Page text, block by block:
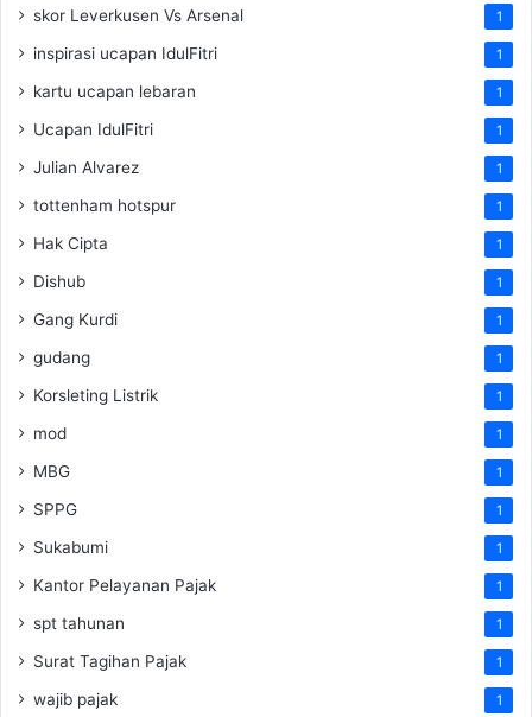
skor Leverkusen Vs Arsenal 1
inspirasi ucapan IdulFitri 1
kartu ucapan lebaran 1
Ucapan IdulFitri 1
Julian Alvarez 1
tottenham hotspur 1
Hak Cipta 1
Dishub 1
Gang Kurdi 1
gudang 1
Korsleting Listrik 1
mod 1
MBG 1
SPPG 1
Sukabumi 1
Kantor Pelayanan Pajak 1
spt tahunan 1
Surat Tagihan Pajak 1
wajib pajak 1